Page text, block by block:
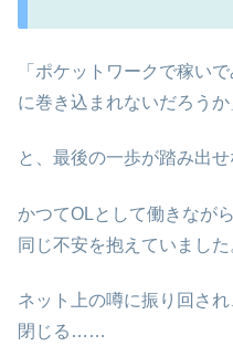
「ポケットワークで稼い
に巻き込まれないだろうか
と、最後の一歩が踏み出せ
かつてOLとして働きなが
同じ不安を抱えていました
ネット上の噂に振り回さ
閉じる……